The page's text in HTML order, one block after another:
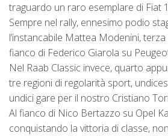
traguardo un raro esemplare di Fiat
Sempre nel rally, ennesimo podio
l’instancabile Mattea Modenini, terza
fianco di Federico Giarola su
Nel Raab Classic invece, quarto
tre regioni di regolarità sport,
undici gare per il nostro Cristiano
Al fianco di Nico Bertazzo su Opel
conquistando la vittoria di classe,